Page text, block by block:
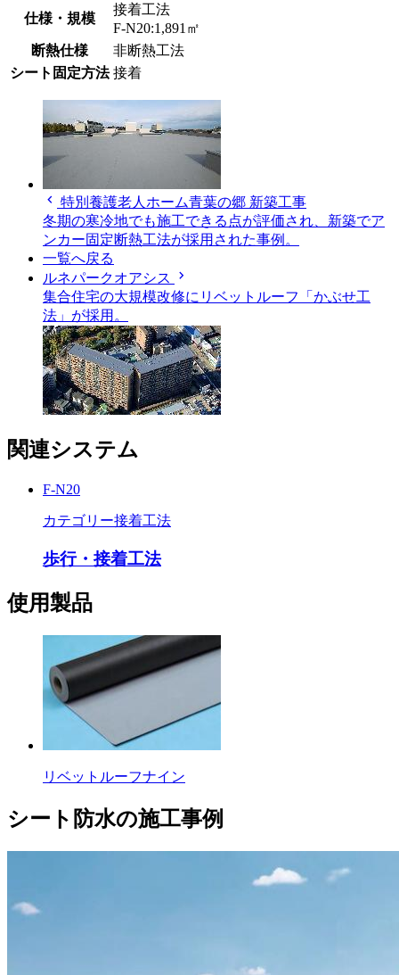
仕様・規模
接着工法
F-N20:1,891㎡
断熱仕様
非断熱工法
シート固定方法 接着
chevron_left 特別養護老人ホーム青葉の郷 新築工事
冬期の寒冷地でも施工できる点が評価され、新築でア
ンカー固定断熱工法が採用された事例。
一覧へ戻る
ルネパークオアシス
chevron_right
集合住宅の大規模改修にリベットルーフ「かぶせ工
法」が採用。
関連システム
F-N20
カテゴリー接着工法
歩行・接着工法
使用製品
リベットルーフナイン
シート防水の施工事例